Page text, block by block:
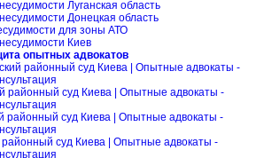
Луганская область
Донецкая область
для зоны АТО
Киев
опытных адвокатов
районный суд Киева | Опытные адвокаты -
районный суд Киева | Опытные адвокаты -
районный суд Киева | Опытные адвокаты -
районный суд Киева | Опытные адвокаты -